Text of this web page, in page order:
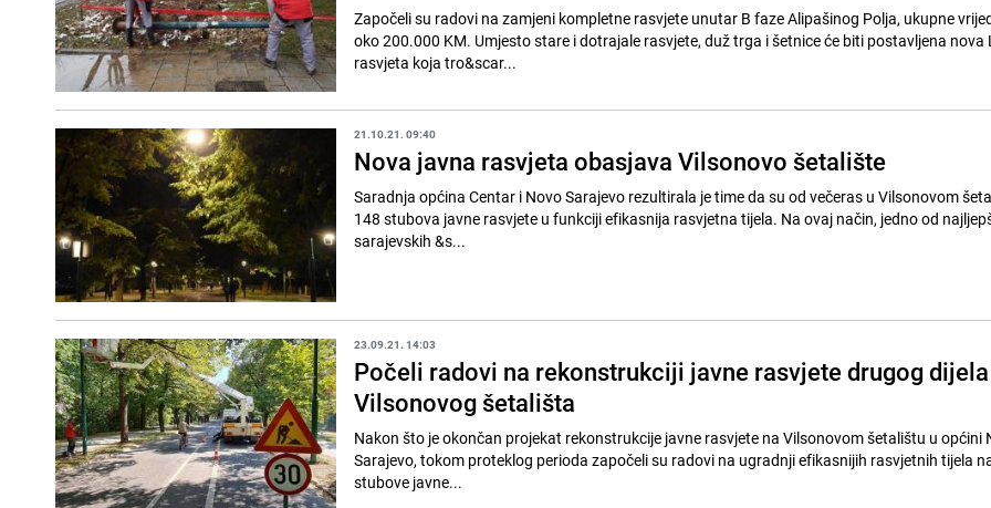
Započeli su radovi na zamjeni kompletne rasvjete unutar B faze Alipašinog Polja, ukupne
oko 200.000 KM. Umjesto stare i dotrajale rasvjete, duž trga i šetnice će biti postavljena nova
rasvjeta koja tro&scar...
21.10.21. 09:40
Nova javna rasvjeta obasjava Vilsonovo šetalište
Saradnja općina Centar i Novo Sarajevo rezultirala je time da su od večeras u Vilsonovom
148 stubova javne rasvjete u funkciji efikasnija rasvjetna tijela. Na ovaj način, jedno od
sarajevskih &s...
23.09.21. 14:03
Počeli radovi na rekonstrukciji javne rasvjete drugog dijela
Vilsonovog šetališta
Nakon što je okončan projekat rekonstrukcije javne rasvjete na Vilsonovom šetalištu u općini
Sarajevo, tokom proteklog perioda započeli su radovi na ugradnji efikasnijih rasvjetnih tijela
stubove javne...